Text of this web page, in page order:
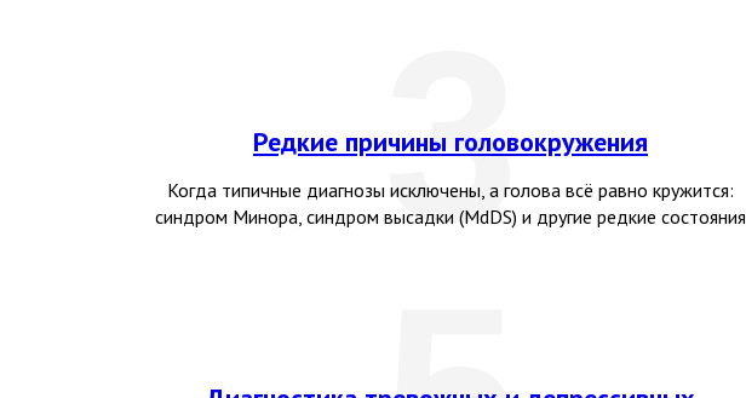
Редкие причины головокружения
Когда типичные диагнозы исключены, а голова всё равно кружится:
синдром Минора, синдром высадки (MdDS) и другие редкие состояния
3